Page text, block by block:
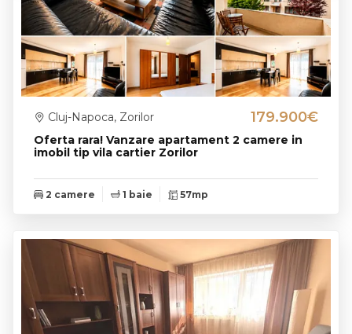
Oferta rara! Vanzare apartament 2 camere in
imobil tip vila cartier Zorilor
Cluj-Napoca, Zorilor 179.900€
2 camere 1 baie 57mp